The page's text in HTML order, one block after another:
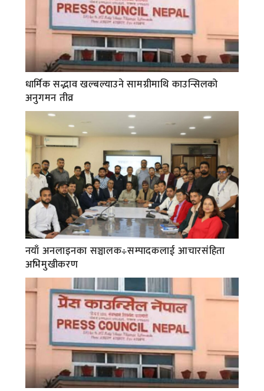
धार्मिक सद्भाव खल्बल्याउने सामग्रीमाथि काउन्सिलको
अनुगमन तीव्र
नयाँ अनलाइनका सञ्चालक÷सम्पादकलाई आचारसंहिता
अभिमुखीकरण